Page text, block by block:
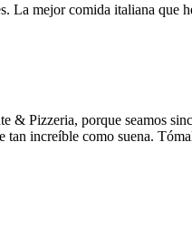
La mejor comida italiana
& Pizzeria, porque seamos
increíble como suena.